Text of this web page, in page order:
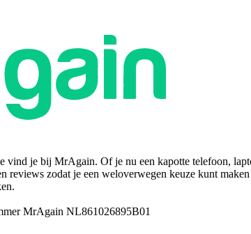
vind je bij MrAgain. Of je nu een kapotte telefoon,
zodat je een weloverwegen keuze kunt
MrAgain NL861026895B01